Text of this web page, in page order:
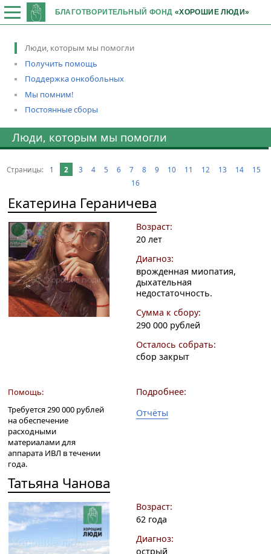
БЛАГОТВОРИТЕЛЬНЫЙ ФОНД «ХОРОШИЕ ЛЮДИ»
Люди, которым мы помогли
Получить помощь
Поддержка онкобольных
Мы помним!
Постоянные сборы
Люди, которым мы помогли
Страницы: 1 2 3 4 5 6 7 8 9 10 11 12 13 14
15
16
Екатерина Гераничева
Возраст:
20 лет
Диагноз:
врожденная миопатия,
дыхательная
недостаточность.
Сумма к сбору:
290 000 рублей
Осталось собрать:
сбор закрыт
Помощь:
Требуется 290 000 рублей
на обеспечение
расходными
материалами для
аппарата ИВЛ в течении
года.
Подробнее:
Отчёты
Татьяна Чанова
Возраст:
62 года
Диагноз:
острый